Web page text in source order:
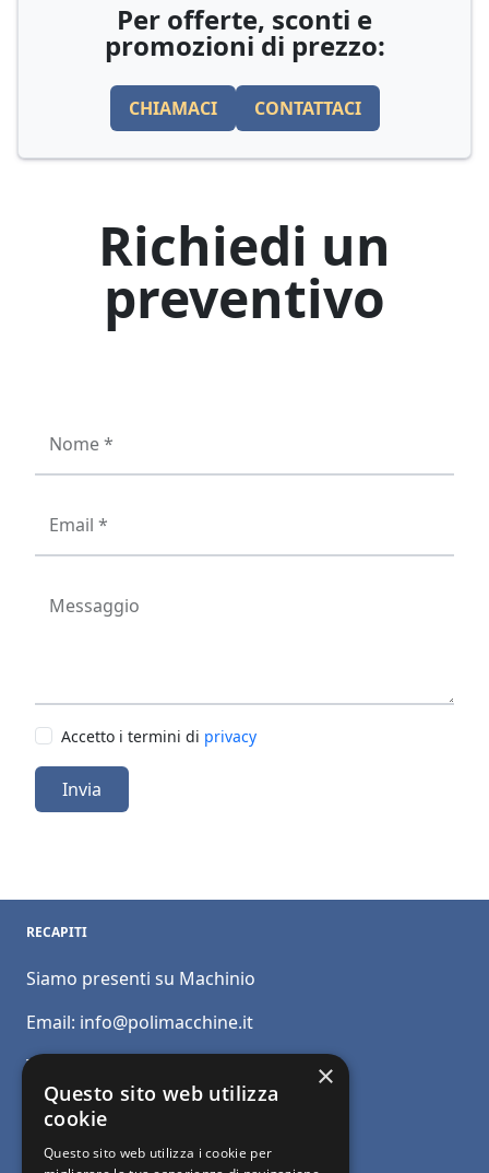
Per offerte, sconti e
promozioni di prezzo:
CHIAMACI CONTATTACI
Richiedi un
preventivo
Nome *
Email *
Messaggio
Accetto i termini di privacy
Invia
RECAPITI
Siamo presenti su Machinio
Email: info@polimacchine.it
Telefono:
Mobile:+39 348 5110011
×
Questo sito web utilizza
cookie
Questo sito web utilizza i cookie per